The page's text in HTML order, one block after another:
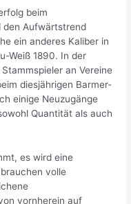
beim
den Aufwärtstrend
ein anderes Kaliber in
Weiß 1890. In der
an Vereine
diesjährigen Barmer-
einige Neuzugänge
Quantität als auch
es wird eine
volle
vornherein auf